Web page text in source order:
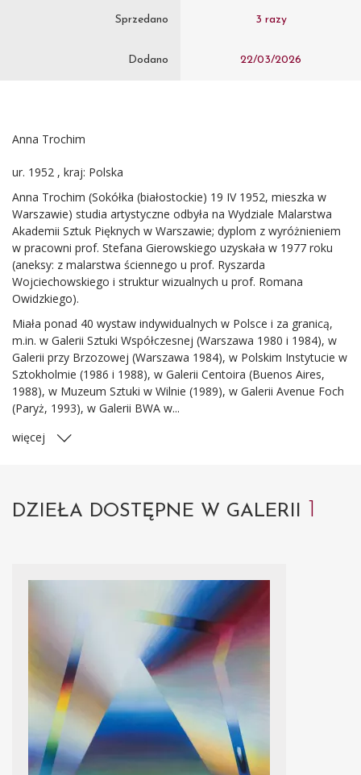
Sprzedano 3 razy
Dodano 22/03/2026
Anna Trochim
ur. 1952 , kraj: Polska
Anna Trochim (Sokółka (białostockie) 19 IV 1952, mieszka w
Warszawie) studia artystyczne odbyła na Wydziale Malarstwa
Akademii Sztuk Pięknych w Warszawie; dyplom z wyróżnieniem
w pracowni prof. Stefana Gierowskiego uzyskała w 1977 roku
(aneksy: z malarstwa ściennego u prof. Ryszarda
Wojciechowskiego i struktur wizualnych u prof. Romana
Owidzkiego).
Miała ponad 40 wystaw indywidualnych w Polsce i za granicą,
m.in. w Galerii Sztuki Współczesnej (Warszawa 1980 i 1984), w
Galerii przy Brzozowej (Warszawa 1984), w Polskim Instytucie w
Sztokholmie (1986 i 1988), w Galerii Centoira (Buenos Aires,
1988), w Muzeum Sztuki w Wilnie (1989), w Galerii Avenue Foch
(Paryż, 1993), w Galerii BWA w...
więcej
DZIEŁA DOSTĘPNE W GALERII 1